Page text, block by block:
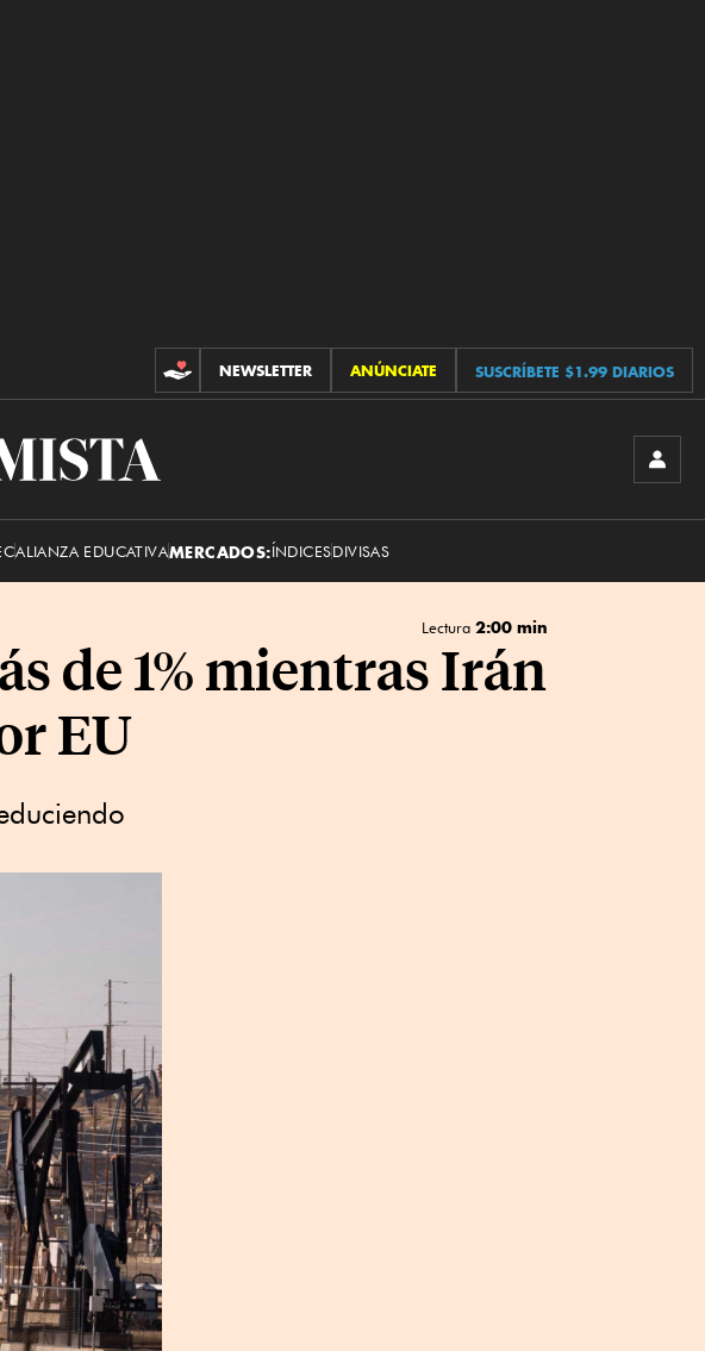
CONTRIBUCIONES
NEWSLETTER ANÚNCIATE SUSCRÍBETE $1.99 DIARIOS
ALIANZA EDUCATIVAMERCADOS:ÍNDICESDIVISAS
Lectura 2:00 min
de 1% mientras Irán
EU